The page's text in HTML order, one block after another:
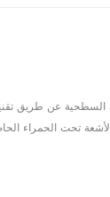
تحت الحمراء